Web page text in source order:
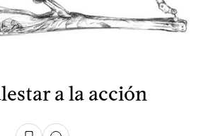
a la acción